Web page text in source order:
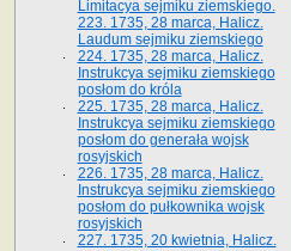
Limitacya sejmiku ziemskiego.
223. 1735, 28 marca, Halicz.
Laudum sejmiku ziemskiego
224. 1735, 28 marca, Halicz.
Instrukcya sejmiku ziemskiego
posłom do króla
225. 1735, 28 marca, Halicz.
Instrukcya sejmiku ziemskiego
posłom do generała wojsk
rosyjskich
226. 1735, 28 marca, Halicz.
Instrukcya sejmiku ziemskiego
posłom do pułkownika wojsk
rosyjskich
227. 1735, 20 kwietnia, Halicz.